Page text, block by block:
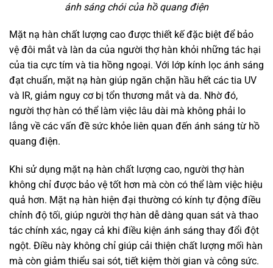
ánh sáng chói của hồ quang điện
Mặt nạ hàn chất lượng cao được thiết kế đặc biệt để bảo
vệ đôi mắt và làn da của người thợ hàn khỏi những tác hại
của tia cực tím và tia hồng ngoại. Với lớp kính lọc ánh sáng
đạt chuẩn, mặt nạ hàn giúp ngăn chặn hầu hết các tia UV
và IR, giảm nguy cơ bị tổn thương mắt và da. Nhờ đó,
người thợ hàn có thể làm việc lâu dài mà không phải lo
lắng về các vấn đề sức khỏe liên quan đến ánh sáng từ hồ
quang điện.
Khi sử dụng mặt nạ hàn chất lượng cao, người thợ hàn
không chỉ được bảo vệ tốt hơn mà còn có thể làm việc hiệu
quả hơn. Mặt nạ hàn hiện đại thường có kính tự động điều
chỉnh độ tối, giúp người thợ hàn dễ dàng quan sát và thao
tác chính xác, ngay cả khi điều kiện ánh sáng thay đổi đột
ngột. Điều này không chỉ giúp cải thiện chất lượng mối hàn
mà còn giảm thiểu sai sót, tiết kiệm thời gian và công sức.